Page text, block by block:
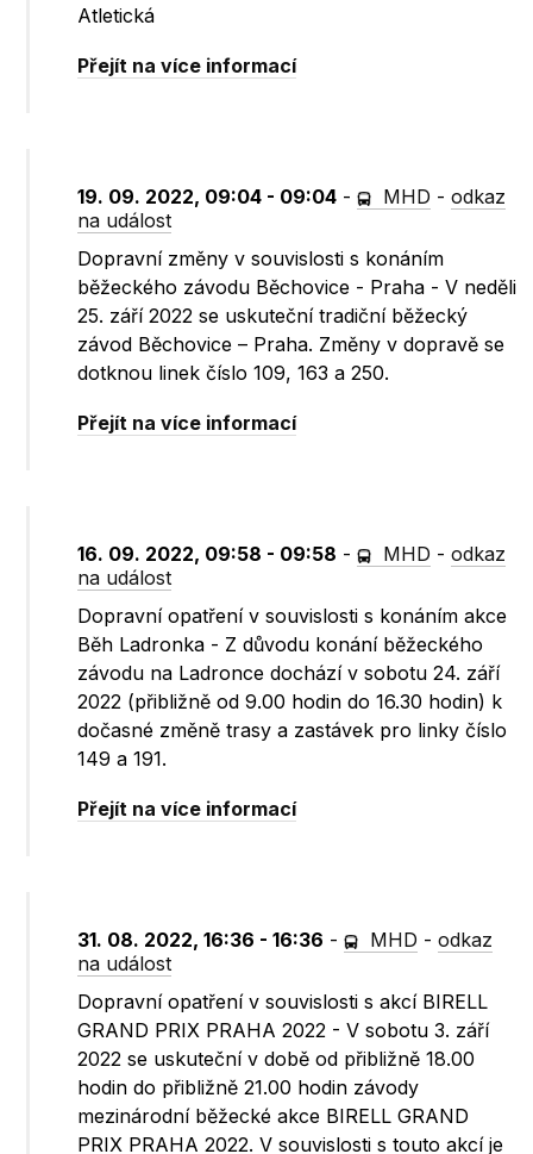
Atletická
Přejít na více informací
19. 09. 2022, 09:04 - 09:04 - MHD -odkaz
na událost
Dopravní změny v souvislosti s konáním
běžeckého závodu Běchovice - Praha - V neděli
25. září 2022 se uskuteční tradiční běžecký
závod Běchovice – Praha. Změny v dopravě se
dotknou linek číslo 109, 163 a 250.
Přejít na více informací
16. 09. 2022, 09:58 - 09:58 - MHD -odkaz
na událost
Dopravní opatření v souvislosti s konáním akce
Běh Ladronka - Z důvodu konání běžeckého
závodu na Ladronce dochází v sobotu 24. září
2022 (přibližně od 9.00 hodin do 16.30 hodin) k
dočasné změně trasy a zastávek pro linky číslo
149 a 191.
Přejít na více informací
31. 08. 2022, 16:36 - 16:36 - MHD -odkaz
na událost
Dopravní opatření v souvislosti s akcí BIRELL
GRAND PRIX PRAHA 2022 - V sobotu 3. září
2022 se uskuteční v době od přibližně 18.00
hodin do přibližně 21.00 hodin závody
mezinárodní běžecké akce BIRELL GRAND
PRIX PRAHA 2022. V souvislosti s touto akcí je